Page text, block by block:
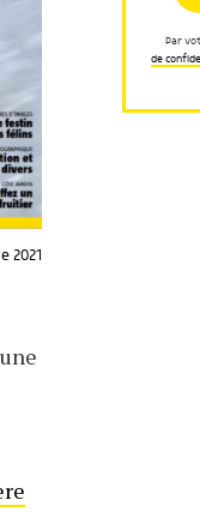
2021
Par
de